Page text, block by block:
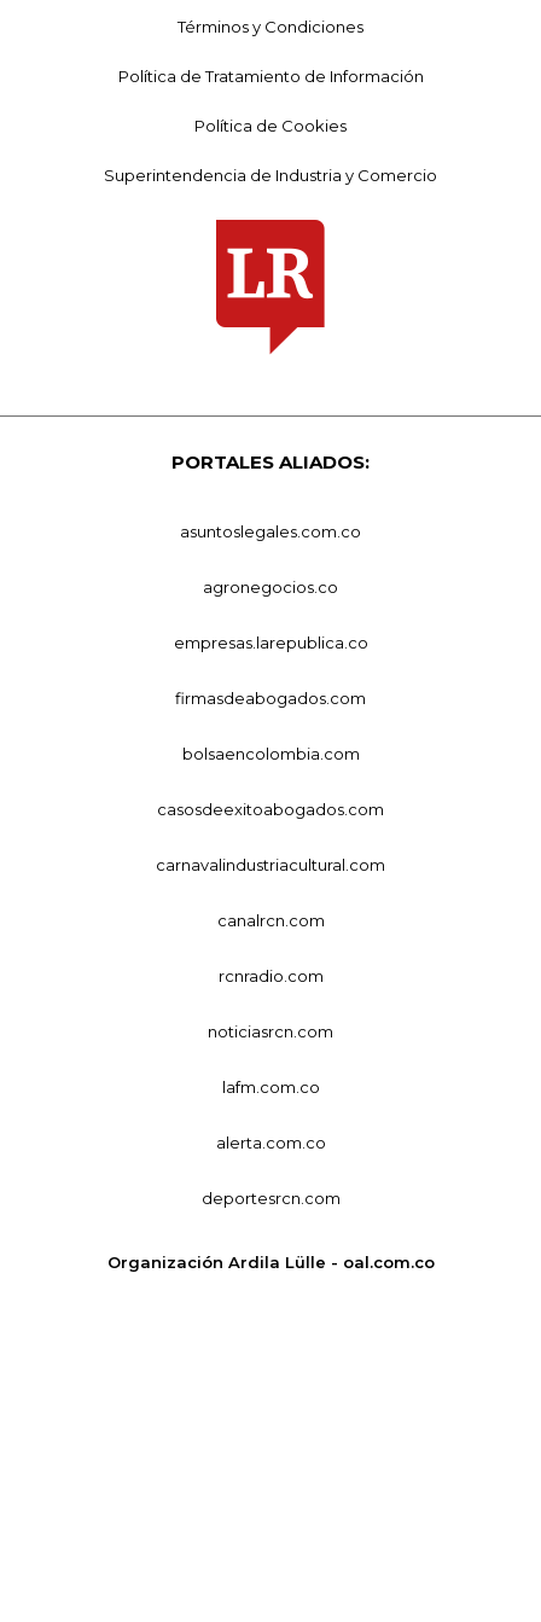
Términos y Condiciones
Política de Tratamiento de Información
Política de Cookies
Superintendencia de Industria y Comercio
PORTALES ALIADOS:
asuntoslegales.com.co
agronegocios.co
empresas.larepublica.co
firmasdeabogados.com
bolsaencolombia.com
casosdeexitoabogados.com
carnavalindustriacultural.com
canalrcn.com
rcnradio.com
noticiasrcn.com
lafm.com.co
alerta.com.co
deportesrcn.com
Organización Ardila Lülle - oal.com.co